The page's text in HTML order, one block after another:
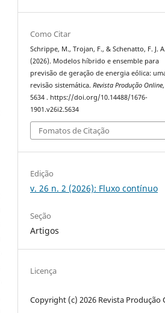
Como Citar
Schrippe, M., Trojan, F., & Schenatto, F. J. A.
(2026). Modelos híbrido e ensemble para
previsão de geração de energia eólica:
revisão sistemática.Revista Produção Online
5634 . https://doi.org/10.14488/1676-
1901.v26i2.5634
Fomatos de Citação
Edição
v. 26 n. 2 (2026): Fluxo contínuo
Seção
Artigos
Licença
Copyright (c) 2026 Revista Produção